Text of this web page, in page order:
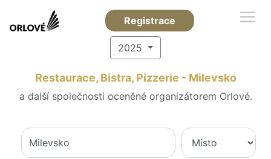
Registrace
2025
Restaurace, Bistra, Pizzerie - Milevsko
a další společnosti oceněné organizátorem Orlové.